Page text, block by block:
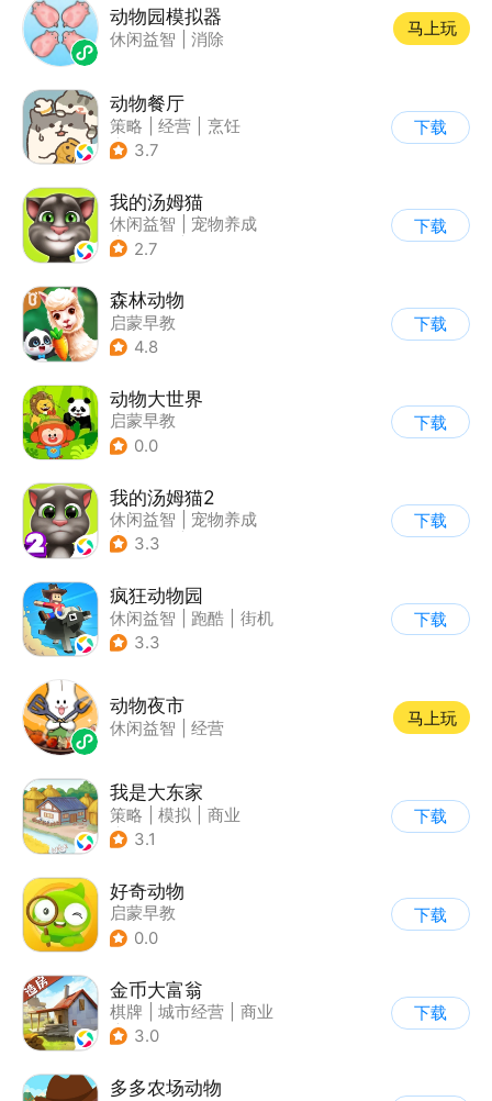
动物园模拟器
休闲益智 消除
马上玩
动物餐厅
策略 经营
烹饪
| 宠物
3.7
下载
我的汤姆猫
休闲益智
宠物养成
| 汤姆猫
2.7
下载
森林动物
启蒙早教
4.8
下载
动物大世界
启蒙早教
0.0
下载
我的汤姆猫2
休闲益智
宠物养成
| 汤姆猫
3.3
下载
疯狂动物园
休闲益智 跑酷
街机
| 像素风
3.3
下载
动物夜市
休闲益智 经营
马上玩
我是大东家
策略 模拟
商业
| 卡通
3.1
下载
好奇动物
启蒙早教
0.0
下载
金币大富翁
棋牌 城市经营
商业
| 脑洞
3.0
下载
多多农场动物